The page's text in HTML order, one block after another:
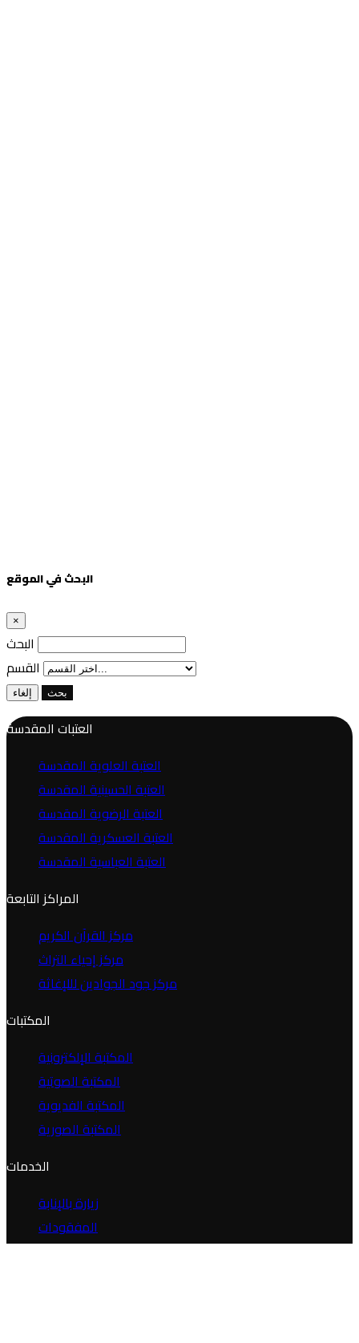
البحث في الموقع
×
إلغاء بحث
العتبات المقدسة
العتبة العلوية المقدسة
العتبة الحسينية المقدسة
العتبة الرضوية المقدسة
العتبة العسكرية المقدسة
العتبة العباسية المقدسة
المراكز التابعة
مركز القرآن الكريم
مركز إحياء التراث
مركز جود الجوادين لللإغاثة
المكتبات
المكتبة الإلكترونية
المكتبة الصوتية
المكتبة الفديوية
المكتبة الصورية
الخدمات
زيارة بالإنابة
المفقودات
الرحلات